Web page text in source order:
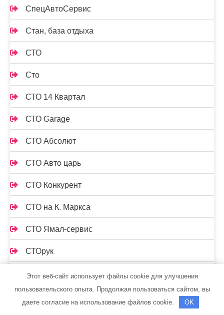
СпецАвтоСервис
Стан, база отдыха
СТО
Сто
СТО 14 Квартал
СТО Garage
СТО Абсолют
СТО Авто царь
СТО Конкурент
СТО на К. Маркса
СТО Ямал-сервис
СТОрук
Страдивари, сауна
Стрельнинские бани
Этот веб-сайт использует файлы cookie для улучшения
пользовательского опыта. Продолжая пользоваться сайтом, вы
даете согласие на использование файлов cookie.
OK